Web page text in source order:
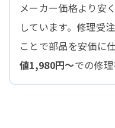
メーカー価格より安
しています。修理受
ことで部品を安価に
値1,980円〜での修理